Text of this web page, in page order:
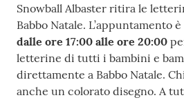
Snowball Albaster ritira le
Babbo Natale. L’appuntamento
dalle ore 17:00 alle ore 20:00
letterine di tutti i bambini e
direttamente a Babbo Natale.
anche un colorato disegno. A